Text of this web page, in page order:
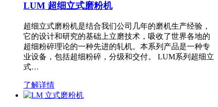
LUM 超细立式磨粉机
超细立式磨粉机是结合我们公司几年的磨机生产经验，
它的设计和研究的基础上立磨技术，吸收了世界各地的
超细粉碎理论的一种先进的轧机。本系列产品是一种专
业设备，包括超细粉碎，分级和交付。 LUM系列超细立
式…
了解详情